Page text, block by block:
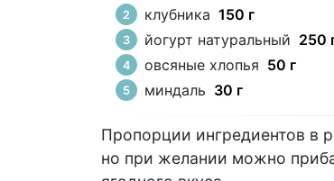
клубника 150 г
йогурт натуральный 250
овсяные хлопья 50 г
миндаль 30 г
Пропорции ингредиентов в
но при желании можно